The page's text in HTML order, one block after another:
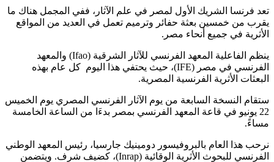
تعد فرنسا الشريك الأول لمصر في علم الآثار، ففي المجمل هناك ما
يقرب من خمسين بعثة حفائر وترميم تعمل في العديد من المواقع
الأثرية في جميع أنحاء مصر .
ينظم الفاعلية المعهد الفرنسي للآثار الشرقية (Ifao)
والمعهد
الفرنسي في مصر (IFE) ، حيث يحتفي هذا اليوم كل عام بهذه
البعثات الأثرية الفرنسية المصرية.
ستقام النسخة السابعة من يوم الآثار الفرنسي المصري يوم الخميس
22 يونيو في قاعة المعهد الفرنسي بمصر بدءَا من الساعة الخامسة
مساءً.
نرحب هذا العام بالبروفيسور دومينيك جارسيا، رئيس المعهد الوطني
الفرنسي للبحوث الأثرية الوقائية (Inrap) ، كضيف شرف. ويتضمن